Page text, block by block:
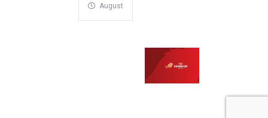
August 4, 2026
grup